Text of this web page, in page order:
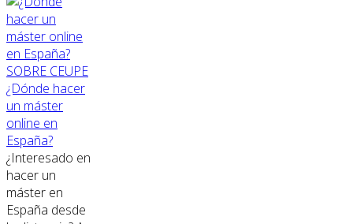
SOBRE CEUPE
¿Dónde hacer
un máster
online en
España?
¿Interesado en
hacer un
máster en
España desde